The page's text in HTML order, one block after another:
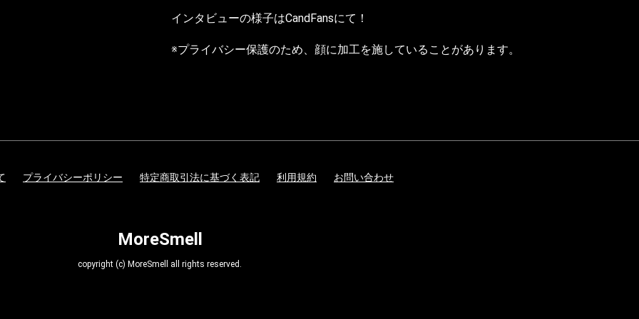
インタビューの様子はCandFansにて！
※プライバシー保護のため、顔に加工を施していることがあります。
プライバシーポリシー 特定商取引法に基づく表記 利用規約 お問い合わせ
MoreSmell
copyright (c) MoreSmell all rights reserved.